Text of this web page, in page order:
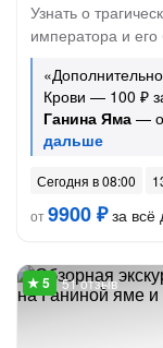
Узнать о
императора и его
Крови — 100 ₽
Ганина Яма —
Сегодня в 08:00
от9900 ₽за всё
51 отзыв